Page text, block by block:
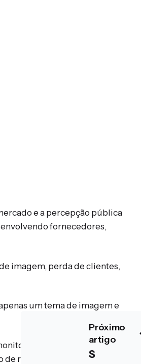
e a percepção pública
fornecedores,
imagem, perda de clientes,
um tema de imagem e
contínuo de terceiros
recuperação costuma ser
Próximo
artigo
S